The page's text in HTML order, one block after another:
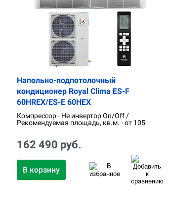
Напольно-подпотолочный
кондиционер Royal Clima ES-F
60HREX/ES-E 60HEX
Компрессор - Не инвертор On/Off /
Рекомендуемая площадь, кв.м. - от 105
162 490 руб.
В корзину